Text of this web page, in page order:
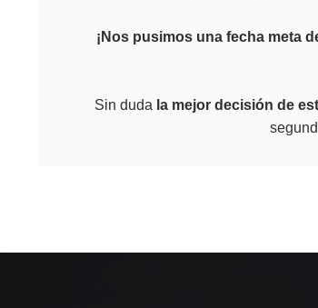
¡Nos pusimos una fecha meta
Sin duda la mejor decisión de